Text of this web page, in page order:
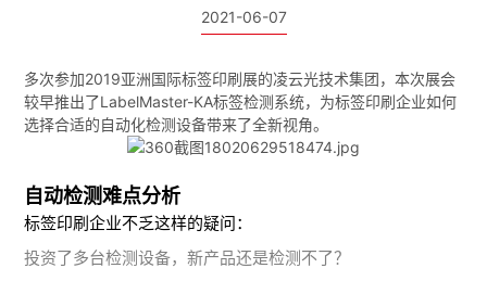
2021-06-07
多次参加2019亚洲国际标签印刷展的凌云光技术集团，本次展会
较早推出了LabelMaster-KA标签检测系统，为标签印刷企业如何
选择合适的自动化检测设备带来了全新视角。
自动检测难点分析
标签印刷企业不乏这样的疑问：
投资了多台检测设备，新产品还是检测不了？